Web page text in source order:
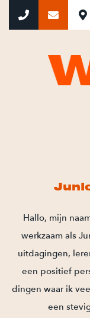
Imke
Hallo, mijn
werkzaam als
uitdagingen,
een positief
dingen waar ik
een